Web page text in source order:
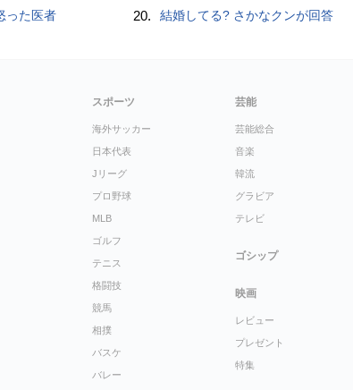
った医者 20. 結婚してる? さかなクンが回答
スポーツ
海外サッカー
日本代表
Jリーグ
プロ野球
MLB
ゴルフ
テニス
格闘技
競馬
相撲
バスケ
バレー
芸能
芸能総合
音楽
韓流
グラビア
テレビ
ゴシップ
映画
レビュー
プレゼント
特集